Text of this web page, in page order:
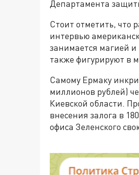
Департамента
Стоит отметить, что
интервью
занимается магией и
также фигурируют в
Самому Ермаку
миллионов рублей)
Киевской области.
внесения залога в
офиса Зеленского